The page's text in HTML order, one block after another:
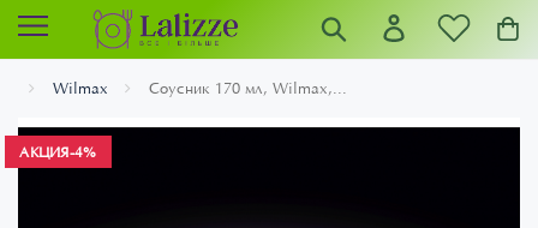
Wilmax Соусник 170 мл, Wilmax,...
АКЦИЯ-4%